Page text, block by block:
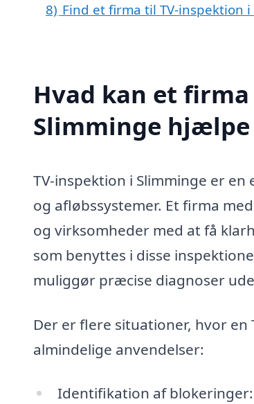
8) Find et firma til TV-inspektion
Hvad kan et
Slimminge hjælpe
TV-inspektion i Slimminge er
og afløbssystemer. Et firma
og virksomheder med at få
som benyttes i disse
muliggør præcise diagnoser
Der er flere situationer, hvor
almindelige anvendelser:
Identifikation af